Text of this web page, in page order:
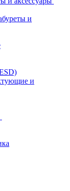
и
и